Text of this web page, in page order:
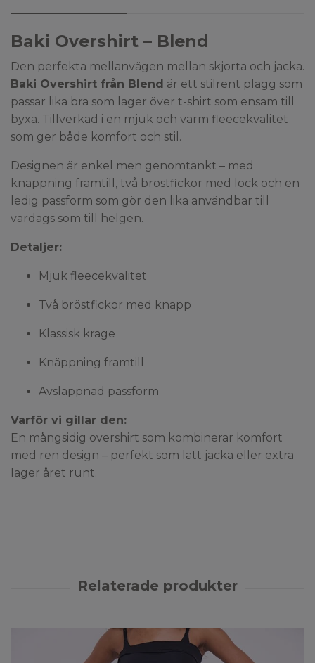
Baki Overshirt – Blend
Den perfekta mellanvägen mellan skjorta och jacka.
Baki Overshirt från Blend är ett stilrent plagg som
passar lika bra som lager över t-shirt som ensam till
byxa. Tillverkad i en mjuk och varm fleecekvalitet
som ger både komfort och stil.
Designen är enkel men genomtänkt – med
knäppning framtill, två bröstfickor med lock och en
ledig passform som gör den lika användbar till
vardags som till helgen.
Detaljer:
Mjuk fleecekvalitet
Två bröstfickor med knapp
Klassisk krage
Knäppning framtill
Avslappnad passform
Varför vi gillar den:
En mångsidig overshirt som kombinerar komfort
med ren design – perfekt som lätt jacka eller extra
lager året runt.